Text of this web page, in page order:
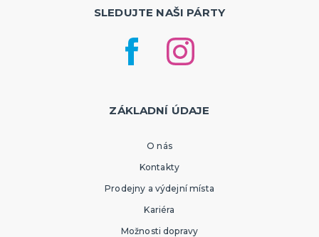
SLEDUJTE NAŠI PÁRTY
ZÁKLADNÍ ÚDAJE
O nás
Kontakty
Prodejny a výdejní místa
Kariéra
Možnosti dopravy